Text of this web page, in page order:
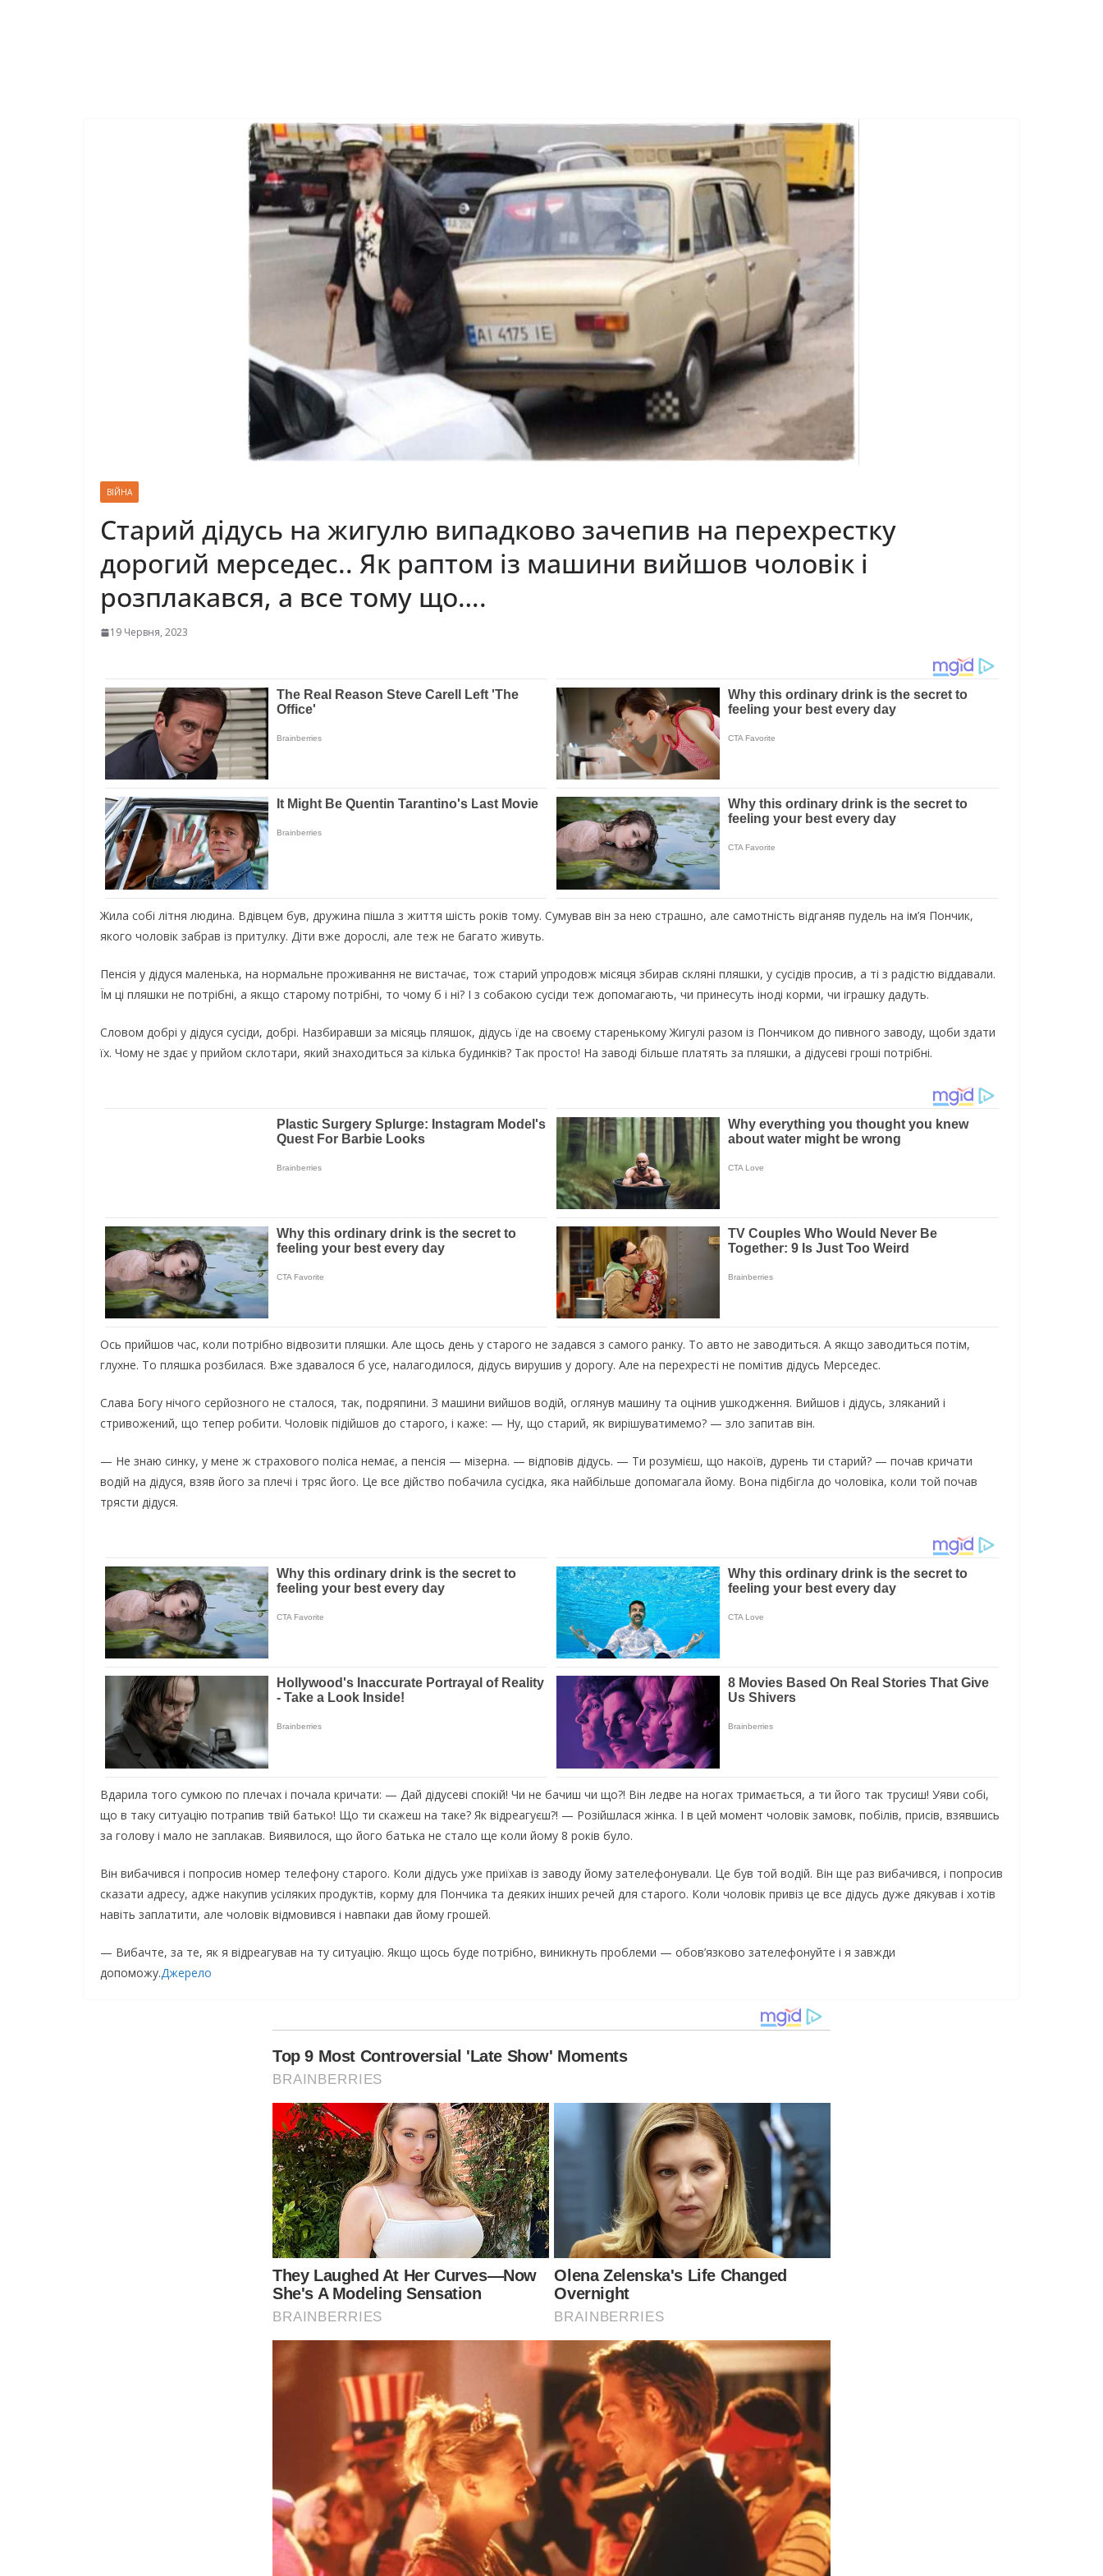
ВІЙНА
Старий дідусь на жигулю випадково зачепив на перехрестку
дорогий мерседес.. Як раптом із машини вийшов чоловік і
розплакався, а все тому що….
19 Червня, 2023
Жила собі літня людина. Вдівцем був, дружина пішла з життя шість років тому. Сумував він за нею страшно, але самотність відганяв пудель на ім’я Пончик,
якого чоловік забрав із притулку. Діти вже дорослі, але теж не багато живуть.
Пенсія у дідуся маленька, на нормальне проживання не вистачає, тож старий упродовж місяця збирав скляні пляшки, у сусідів просив, а ті з радістю віддавали.
Їм ці пляшки не потрібні, а якщо старому потрібні, то чому б і ні? І з собакою сусіди теж допомагають, чи принесуть іноді корми, чи іграшку дадуть.
Словом добрі у дідуся сусіди, добрі. Назбиравши за місяць пляшок, дідусь їде на своєму старенькому Жигулі разом із Пончиком до пивного заводу, щоби здати
їх. Чому не здає у прийом склотари, який знаходиться за кілька будинків? Так просто! На заводі більше платять за пляшки, а дідусеві гроші потрібні.
Ось прийшов час, коли потрібно відвозити пляшки. Але щось день у старого не задався з самого ранку. То авто не заводиться. А якщо заводиться потім,
глухне. То пляшка розбилася. Вже здавалося б усе, налагодилося, дідусь вирушив у дорогу. Але на перехресті не помітив дідусь Мерседес.
Слава Богу нічого серйозного не сталося, так, подряпини. З машини вийшов водій, оглянув машину та оцінив ушкодження. Вийшов і дідусь, зляканий і
стривожений, що тепер робити. Чоловік підійшов до старого, і каже: — Ну, що старий, як вирішуватимемо? — зло запитав він.
— Не знаю синку, у мене ж страхового поліса немає, а пенсія — мізерна. — відповів дідусь. — Ти розумієш, що накоїв, дурень ти старий? — почав кричати
водій на дідуся, взяв його за плечі і тряс його. Це все дійство побачила сусідка, яка найбільше допомагала йому. Вона підбігла до чоловіка, коли той почав
трясти дідуся.
Вдарила того сумкою по плечах і почала кричати: — Дай дідусеві спокій! Чи не бачиш чи що?! Він ледве на ногах тримається, а ти його так трусиш! Уяви собі,
що в таку ситуацію потрапив твій батько! Що ти скажеш на таке? Як відреагуєш?! — Розійшлася жінка. І в цей момент чоловік замовк, побілів, присів, взявшись
за голову і мало не заплакав. Виявилося, що його батька не стало ще коли йому 8 років було.
Він вибачився і попросив номер телефону старого. Коли дідусь уже приїхав із заводу йому зателефонували. Це був той водій. Він ще раз вибачився, і попросив
сказати адресу, адже накупив усіляких продуктів, корму для Пончика та деяких інших речей для старого. Коли чоловік привіз це все дідусь дуже дякував і хотів
навіть заплатити, але чоловік відмовився і навпаки дав йому грошей.
— Вибачте, за те, як я відреагував на ту ситуацію. Якщо щось буде потрібно, виникнуть проблеми — обов’язково зателефонуйте і я завжди
допоможу.Джерело